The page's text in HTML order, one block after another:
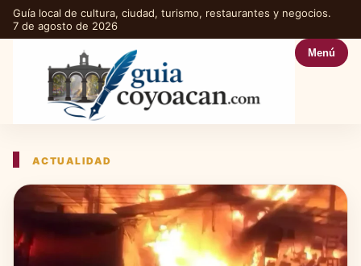
Guía local de cultura, ciudad, turismo, restaurantes y negocios.
7 de agosto de 2026
Menú
ACTUALIDAD